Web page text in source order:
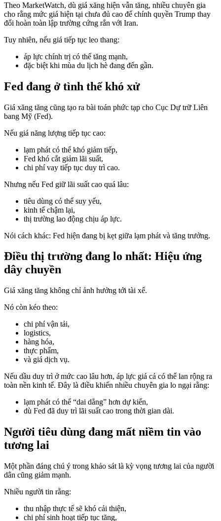
Theo MarketWatch, dù giá xăng hiện vẫn tăng, nhiều chuyên gia
cho rằng mức giá hiện tại chưa đủ cao để chính quyền Trump thay
đổi hoàn toàn lập trường cứng rắn với Iran.
Tuy nhiên, nếu giá tiếp tục leo thang:
áp lực chính trị có thể tăng mạnh,
đặc biệt khi mùa du lịch hè đang đến gần.
Fed đang ở tình thế khó xử
Giá xăng tăng cũng tạo ra bài toán phức tạp cho Cục Dự trữ Liên
bang Mỹ (Fed).
Nếu giá năng lượng tiếp tục cao:
lạm phát có thể khó giảm tiếp,
Fed khó cắt giảm lãi suất,
chi phí vay tiếp tục duy trì cao.
Nhưng nếu Fed giữ lãi suất cao quá lâu:
tiêu dùng có thể suy yếu,
kinh tế chậm lại,
thị trường lao động chịu áp lực.
Nói cách khác: Fed hiện đang bị kẹt giữa lạm phát và tăng trưởng.
Điều thị trường đang lo nhất: Hiệu ứng
dây chuyền
Giá xăng tăng không chỉ ảnh hưởng tới tài xế.
Nó còn kéo theo:
chi phí vận tải,
logistics,
hàng hóa,
thực phẩm,
và giá dịch vụ.
Nếu dầu duy trì ở mức cao lâu hơn, áp lực giá cả có thể lan rộng ra
toàn nền kinh tế. Đây là điều khiến nhiều chuyên gia lo ngại rằng:
lạm phát có thể “dai dẳng” hơn dự kiến,
dù Fed đã duy trì lãi suất cao trong thời gian dài.
Người tiêu dùng đang mất niềm tin vào
tương lai
Một phần đáng chú ý trong khảo sát là kỳ vọng tương lai của người
dân cũng giảm mạnh.
Nhiều người tin rằng:
thu nhập thực tế sẽ khó cải thiện,
chi phí sinh hoạt tiếp tục tăng,